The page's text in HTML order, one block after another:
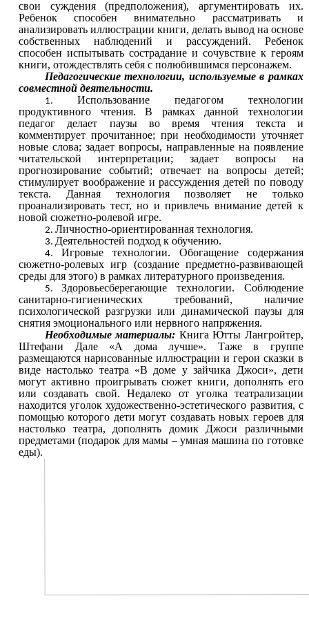
свои суждения (предположения), аргументировать их.
Ребенок способен внимательно рассматривать и
анализировать иллюстрации книги, делать вывод на основе
собственных наблюдений и рассуждений. Ребенок
способен испытывать сострадание и сочувствие к героям
книги, отождествлять себя с полюбившимся персонажем.
Педагогические технологии, используемые в рамках
совместной деятельности.
Использование педагогом технологии
продуктивного чтения. В рамках данной технологии
педагог делает паузы во время чтения текста и
комментирует прочитанное; при необходимости уточняет
новые слова; задает вопросы, направленные на появление
читательской интерпретации; задает вопросы на
прогнозирование событий; отвечает на вопросы детей;
стимулирует воображение и рассуждения детей по поводу
текста. Данная технология позволяет не только
проанализировать тест, но и привлечь внимание детей к
новой сюжетно-ролевой игре.
Личностно-ориентированная технология.
Деятельностей подход к обучению.
Игровые технологии. Обогащение содержания
сюжетно-ролевых игр (создание предметно-развивающей
среды для этого) в рамках литературного произведения.
Здоровьесберегающие технологии. Соблюдение
санитарно-гигиенических требований, наличие
психологической разгрузки или динамической паузы для
снятия эмоционального или нервного напряжения.
Необходимые материалы: Книга Ютты Лангройтер,
Штефани Дале «А дома лучше». Таже в группе
размещаются нарисованные иллюстрации и герои сказки в
виде настолько театра «В доме у зайчика Джоси», дети
могут активно проигрывать сюжет книги, дополнять его
или создавать свой. Недалеко от уголка театрализации
находится уголок художественно-эстетического развития, с
помощью которого дети могут создавать новых героев для
настолько театра, дополнять домик Джоси различными
предметами (подарок для мамы – умная машина по готовке
еды).